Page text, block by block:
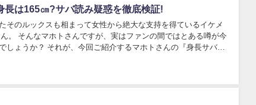
長は165㎝?サバ読み疑惑を徹底検証!
そのルックスも相まって女性から絶大な支持を得ているイケメ
。 そんなマホトさんですが、実はファンの間ではとある噂が今
しょうか？ それが、今回ご紹介するマホトさんの『身長サバ読